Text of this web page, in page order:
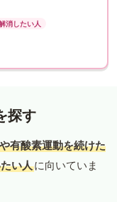
消したい人
探す
有酸素運動を続けた
い人に向いていま